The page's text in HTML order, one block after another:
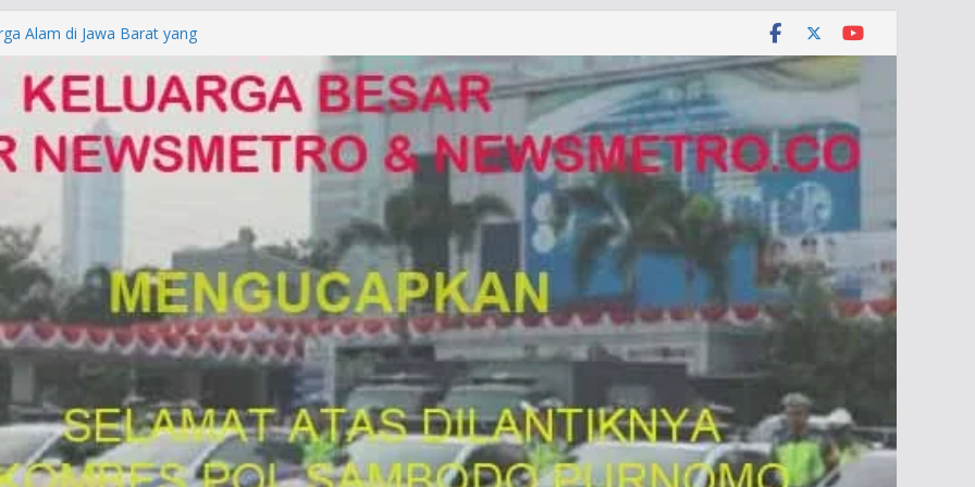
Alam di Jawa Barat yang
KUHAP Baru 2026, Tegaskan
Dipidana
DENPASAR DAN
POLDA BALI DIDUGA
ke Mabes Polri
Palsu, Kapolres
SIM